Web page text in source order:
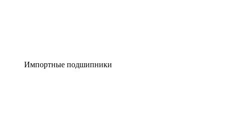
Импортные подшипники